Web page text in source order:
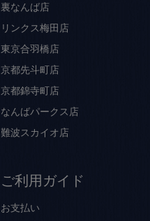
裏なんば店
リンクス梅田店
東京合羽橋店
京都先斗町店
京都錦寺町店
なんばパークス店
難波スカイオ店
ご利用ガイド
お支払い